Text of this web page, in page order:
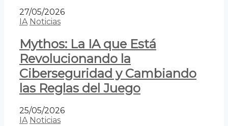
27/05/2026
IA Noticias
Mythos: La IA que Está
Revolucionando la
Ciberseguridad y Cambiando
las Reglas del Juego
25/05/2026
IA Noticias